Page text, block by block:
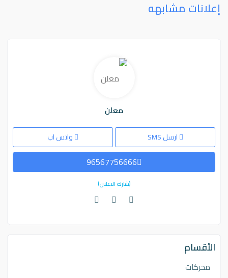
إعلانات مشابهه
معلن
ارسل SMS واتس اب
96567756666
(شارك الاعلان)
الأقسام
محركات